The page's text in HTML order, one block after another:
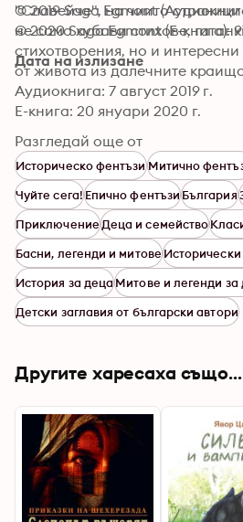
"Славейче", на чиито страници
не само хубави стихове,
стихотворения, но и интересни
от живота из далечните
© 2019 Saga Egmont
© 2020 Saga Egmont (Е-книга):
Дата на излизане
Аудиокнига: 7 август 2019 г.
Е-книга: 20 януари 2020 г.
Разгледай още от
Историческо фентъзиМитично
Чуйте сега!Епично фентъзиБългария
ПриключениеДеца и семейство
Басни, легенди и митове
История за децаМитове и легенди за
Детски заглавия от български автори
Другите харесаха също...